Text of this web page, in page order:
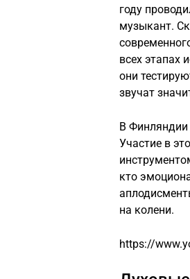
году
музыкант.
всех этапах
они
звучат
В Финляндии
Участие в
кто
на колени.
https://